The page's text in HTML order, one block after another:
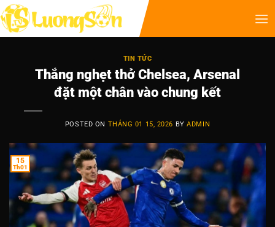
TIN TỨC
Thắng nghẹt thở Chelsea, Arsenal
đặt một chân vào chung kết
POSTED ON THÁNG 01 15, 2026 BYADMIN
15
Th01